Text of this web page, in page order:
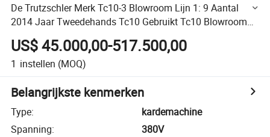
De Trutzschler Merk Tc10-3 Blowroom Lijn 1: 9 Aantal
2014 Jaar Tweedehands Tc10 Gebruikt Tc10 Blowroom
US$ 45.000,00-517.500,00
1 instellen (MOQ)
Belangrijkste kenmerken
Type:
kardemachine
Spanning:
380V